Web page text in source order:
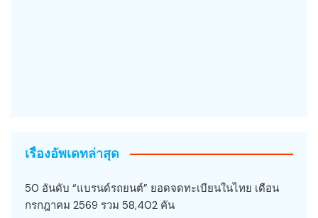
เรื่องอัพเดทล่าสุด
50 อันดับ “แบรนด์รถยนต์” ยอดจดทะเบียนในไทย เดือน
กรกฎาคม 2569 รวม 58,402 คัน